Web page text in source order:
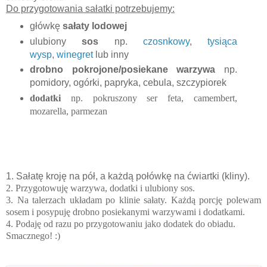
Do przygotowania sałatki potrzebujemy:
główkę sałaty lodowej
ulubionysos np. czosnkowy,tysiąca
wysp, winegretlub inny
drobno pokrojone/posiekane warzywa np.
pomidory, ogórki, papryka, cebula, szczypiorek
dodatkinp. pokruszony ser feta, camembert,
mozarella, parmezan
1. Sałatę kroję na pół, a każdą połówkę na ćwiartki (kliny).
2. Przygotowuję warzywa, dodatki i ulubiony sos.
3. Na talerzach układam po klinie sałaty. Każdą porcję polewam
sosem i posypuję drobno posiekanymi warzywami i dodatkami.
4. Podaję od razu po przygotowaniu jako dodatek do obiadu.
Smacznego! :)